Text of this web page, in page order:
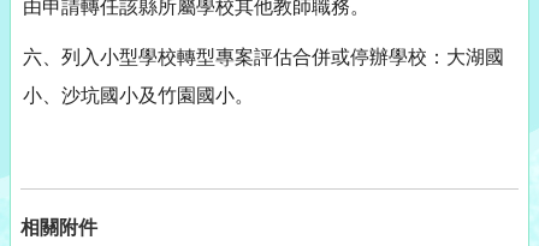
由申請轉任該縣所屬學校其他教師職務。
六、列入小型學校轉型專案評估合併或停辦學校：大湖國
小、沙坑國小及竹園國小。
相關附件